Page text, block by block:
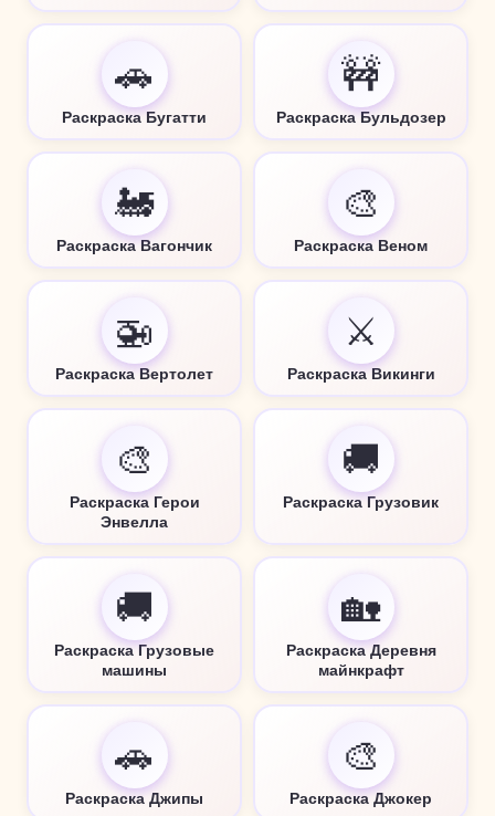
🚗
Раскраска Бугатти
🚧
Раскраска Бульдозер
🚂
Раскраска Вагончик
🎨
Раскраска Веном
🚁
Раскраска Вертолет
⚔️
Раскраска Викинги
🎨
Раскраска Герои
Энвелла
🚚
Раскраска Грузовик
🚚
Раскраска Грузовые
машины
🏡
Раскраска Деревня
майнкрафт
🚗
Раскраска Джипы
🎨
Раскраска Джокер